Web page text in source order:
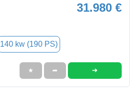
31.980 €
140 kw (190 PS)
★ ➦ ➜